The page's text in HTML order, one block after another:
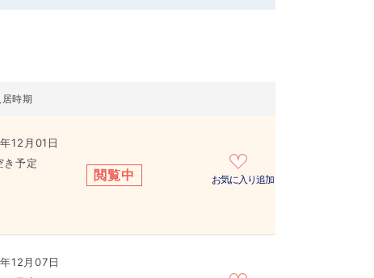
居時期
12月01日
き予定
閲覧中 お気に入り追加
12月07日